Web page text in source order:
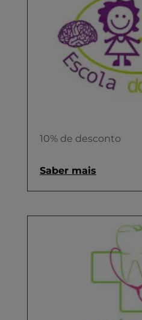
10% de desconto
Saber mais